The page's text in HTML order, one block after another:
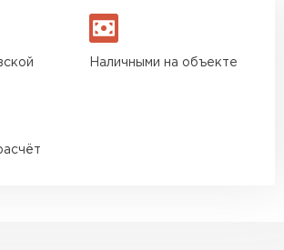
Наличными на объекте
ПЕРЕЙТИ